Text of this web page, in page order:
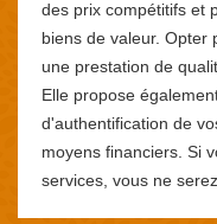
des prix compétitifs et
biens de valeur. Opter
une prestation de
Elle propose
d'authentification de
moyens financiers. Si
services, vous ne